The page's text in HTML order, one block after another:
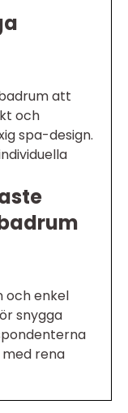
att
och
spa-design.
och enkel
snygga
rena